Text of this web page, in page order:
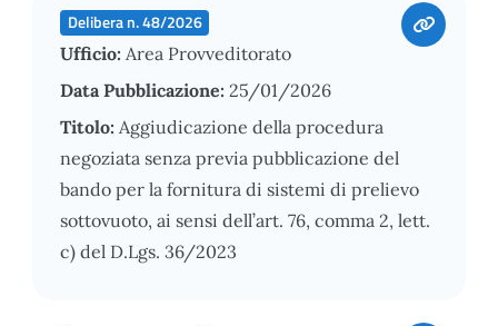
Delibera n. 48/2026
Ufficio: Area Provveditorato
Data Pubblicazione: 25/01/2026
Titolo: Aggiudicazione della procedura
negoziata senza previa pubblicazione del
bando per la fornitura di sistemi di prelievo
sottovuoto, ai sensi dell’art. 76, comma 2, lett.
c) del D.Lgs. 36/2023